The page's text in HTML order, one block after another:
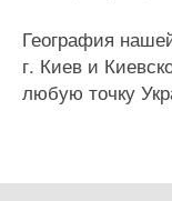
География
г. Киев и
любую точку